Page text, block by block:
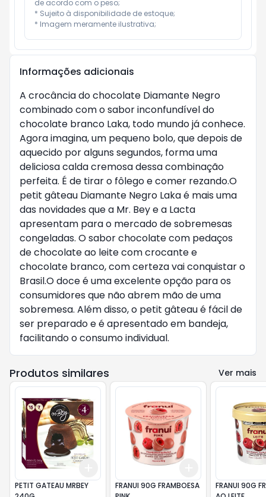
de acordo com o peso;
* Sujeito à disponibilidade de estoque;
* Imagem meramente ilustrativa;
Informações adicionais
A crocância do chocolate Diamante Negro
combinado com o sabor inconfundível do
chocolate branco Laka, todo mundo já conhece.
Agora imagina, um pequeno bolo, que depois de
aquecido por alguns segundos, forma uma
deliciosa calda cremosa dessa combinação
perfeita. É de tirar o fôlego e comer rezando.O
petit gâteau Diamante Negro Laka é mais uma
das novidades que a Mr. Bey e a Lacta
apresentam para o mercado de sobremesas
congeladas. O sabor chocolate com pedaços
de chocolate ao leite com crocante e
chocolate branco, com certeza vai conquistar o
Brasil.O doce é uma excelente opção para os
consumidores que não abrem mão de uma
sobremesa. Além disso, o petit gâteau é fácil de
ser preparado e é apresentado em bandeja,
facilitando o consumo individual.
Produtos similares Ver mais
10
PETIT GATEAU MRBEY
FRANUI 90G FRAMBOESA
FRANUI 90G